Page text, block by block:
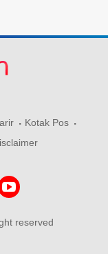
Kotak Pos
reserved